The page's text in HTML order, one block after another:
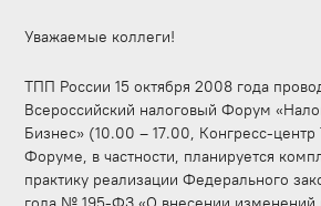
Уважаемые коллеги!
ТПП России 15 октября 2008 года
Всероссийский налоговый Форум
Бизнес» (10.00 – 17.00, Конгресс-
Форуме, в частности, планируется
практику реализации Федерального